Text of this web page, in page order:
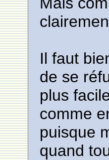
Il faut
de se
plus
comme
puisque
quand